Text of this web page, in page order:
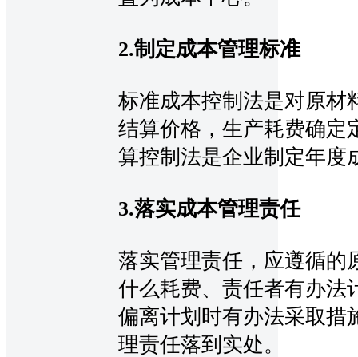
2.制定成本管理标准
标准成本控制法是对原材
结算价格，生产耗费确定
算控制法是企业制定年度
3.落实成本管理责任
落实管理责任，应遵循的
什么耗费、责任者有办法
偏离计划时有办法采取措
理责任落到实处。